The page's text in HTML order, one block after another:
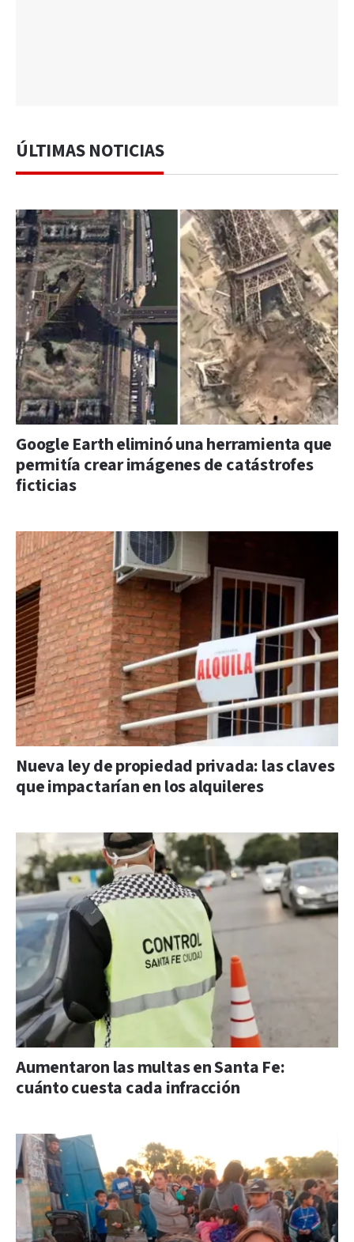
ÚLTIMAS NOTICIAS
Google Earth eliminó una herramienta que
permitía crear imágenes de catástrofes
ficticias
Nueva ley de propiedad privada: las claves
que impactarían en los alquileres
Aumentaron las multas en Santa Fe:
cuánto cuesta cada infracción